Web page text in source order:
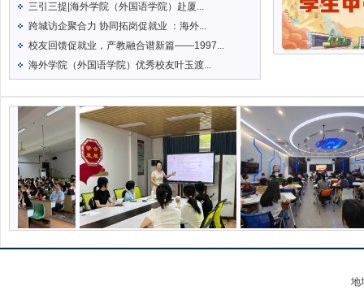
三引三提|海外学院（外国语学院）赴厦...
跨城访企聚合力 协同拓岗促就业 ：海外...
校友回馈促就业，产教融合谱新篇——1997...
海外学院（外国语学院）优秀校友叶玉渡...
地